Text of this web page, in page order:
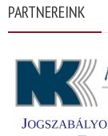
PARTNEREINK